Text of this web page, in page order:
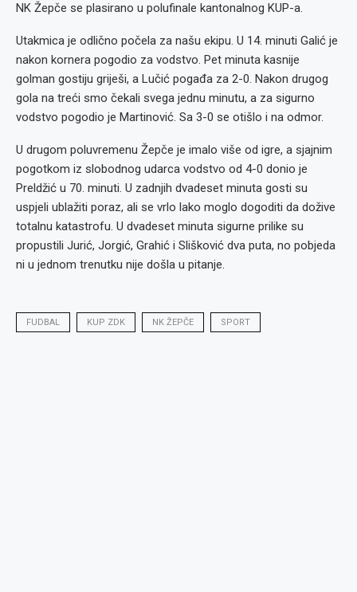
NK Žepče se plasirano u polufinale kantonalnog KUP-a.
Utakmica je odlično počela za našu ekipu. U 14. minuti Galić je
nakon kornera pogodio za vodstvo. Pet minuta kasnije
golman gostiju griješi, a Lučić pogađa za 2-0. Nakon drugog
gola na treći smo čekali svega jednu minutu, a za sigurno
vodstvo pogodio je Martinović. Sa 3-0 se otišlo i na odmor.
U drugom poluvremenu Žepče je imalo više od igre, a sjajnim
pogotkom iz slobodnog udarca vodstvo od 4-0 donio je
Preldžić u 70. minuti. U zadnjih dvadeset minuta gosti su
uspjeli ublažiti poraz, ali se vrlo lako moglo dogoditi da dožive
totalnu katastrofu. U dvadeset minuta sigurne prilike su
propustili Jurić, Jorgić, Grahić i Slišković dva puta, no pobjeda
ni u jednom trenutku nije došla u pitanje.
FUDBAL KUP ZDK NK ŽEPČE SPORT